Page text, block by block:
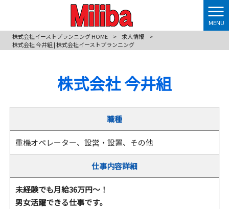
MENU
株式会社イーストプランニング HOME
> 求人情報
>
株式会社 今井組 | 株式会社イーストプランニング
株式会社 今井組
職種
重機オペレーター、設営・設置、その他
仕事内容詳細
未経験でも月給36万円～！
男女活躍できる仕事です。